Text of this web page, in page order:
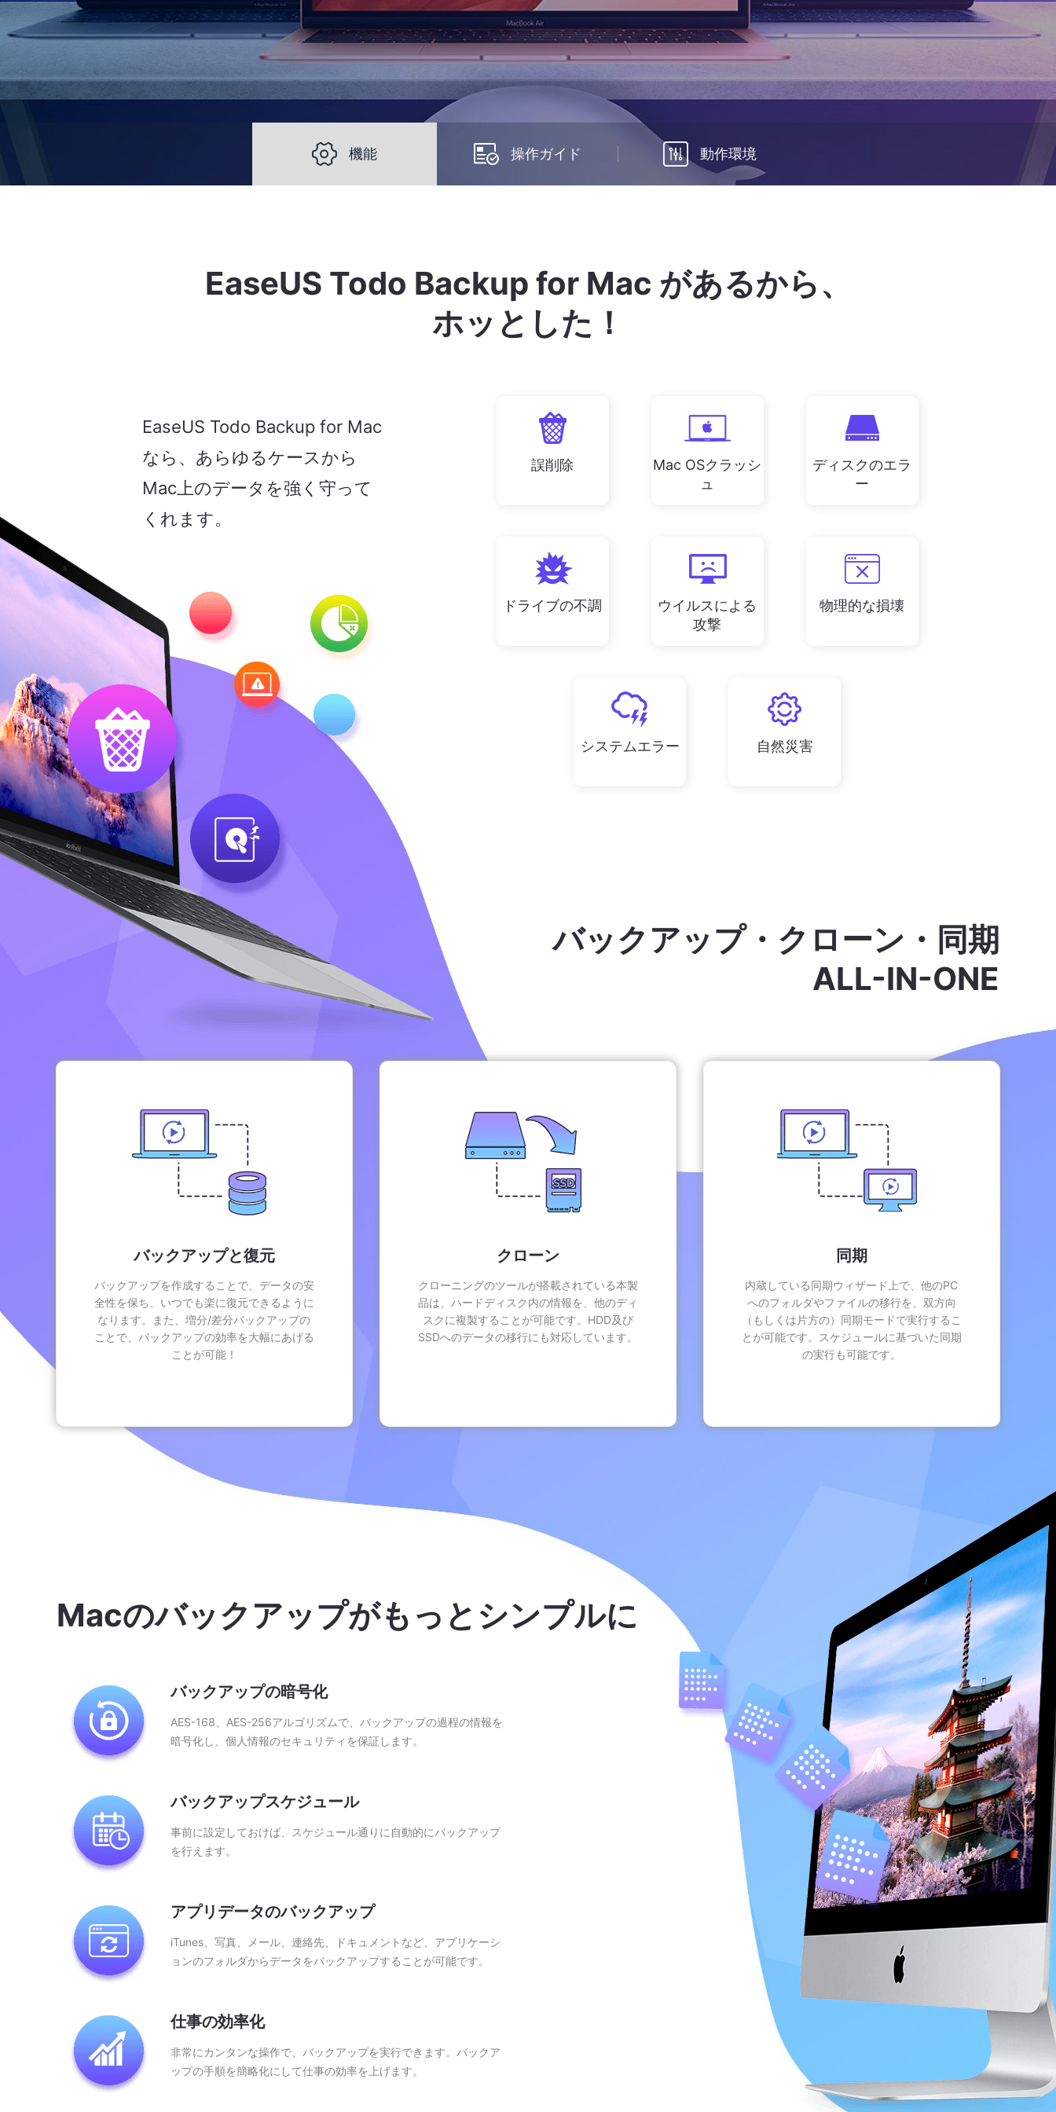
 機能  操作ガイド  動作環境
EaseUS Todo Backup for Mac があるから、
ホッとした！
EaseUS Todo Backup for Mac
なら、あらゆるケースから
Mac上のデータを強く守って
くれます。
誤削除
Mac OSクラッシ
ュ
ディスクのエラ
ー
ドライブの不調
ウイルスによる
攻撃
物理的な損壊
システムエラー 自然災害
バックアップ・クローン・同期
ALL-IN-ONE
バックアップと復元
バックアップを作成することで、データの安
全性を保ち、いつでも楽に復元できるように
なります。また、増分/差分バックアップの
ことで、バックアップの効率を大幅にあげる
ことが可能！
クローン
クローニングのツールが搭載されている本製
品は、ハードディスク内の情報を、他のディ
スクに複製することが可能です。HDD及び
SSDへのデータの移行にも対応しています。
同期
内蔵している同期ウィザード上で、他のPC
へのフォルダやファイルの移行を、双方向
（もしくは片方の）同期モードで実行するこ
とが可能です。スケジュールに基づいた同期
の実行も可能です。
Macのバックアップがもっとシンプルに
バックアップの暗号化
AES-168、AES-256アルゴリズムで、バックアップの過程の情報を
暗号化し、個人情報のセキュリティを保証します。
バックアップスケジュール
事前に設定しておけば、スケジュール通りに自動的にバックアップ
を行えます。
アプリデータのバックアップ
iTunes、写真、メール、連絡先、ドキュメントなど、アプリケーシ
ョンのフォルダからデータをバックアップすることが可能です。
仕事の効率化
非常にカンタンな操作で、バックアップを実行できます。バックア
ップの手順を簡略化にして仕事の効率を上げます。